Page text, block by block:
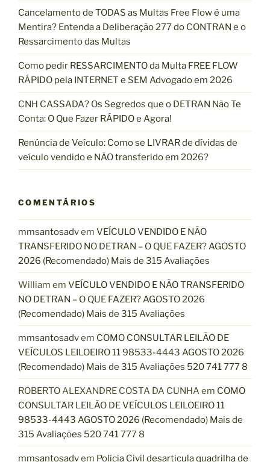
p
o
r
Cancelamento de TODAS as Multas Free Flow é uma
Mentira? Entenda a Deliberação 277 do CONTRAN e o
Ressarcimento das Multas
Como pedir RESSARCIMENTO da Multa FREE FLOW
RÁPIDO pela INTERNET e SEM Advogado em 2026
CNH CASSADA? Os Segredos que o DETRAN Não Te
Conta: O Que Fazer RÁPIDO e Agora!
Renúncia de Veículo: Como se LIVRAR de dívidas de
veículo vendido e NÃO transferido em 2026?
COMENTÁRIOS
mmsantosadvem VEÍCULO VENDIDO E NÃO
TRANSFERIDO NO DETRAN – O QUE FAZER? AGOSTO
2026 (Recomendado) Mais de 315 Avaliações
William em VEÍCULO VENDIDO E NÃO TRANSFERIDO
NO DETRAN – O QUE FAZER? AGOSTO 2026
(Recomendado) Mais de 315 Avaliações
mmsantosadvem COMO CONSULTAR LEILÃO DE
VEÍCULOS LEILOEIRO 11 98533-4443 AGOSTO 2026
(Recomendado) Mais de 315 Avaliações 520 741 777 8
ROBERTO ALEXANDRE COSTA DA CUNHAem COMO
CONSULTAR LEILÃO DE VEÍCULOS LEILOEIRO 11
98533-4443 AGOSTO 2026 (Recomendado) Mais de
315 Avaliações 520 741 777 8
mmsantosadvem Polícia Civil desarticula quadrilha de